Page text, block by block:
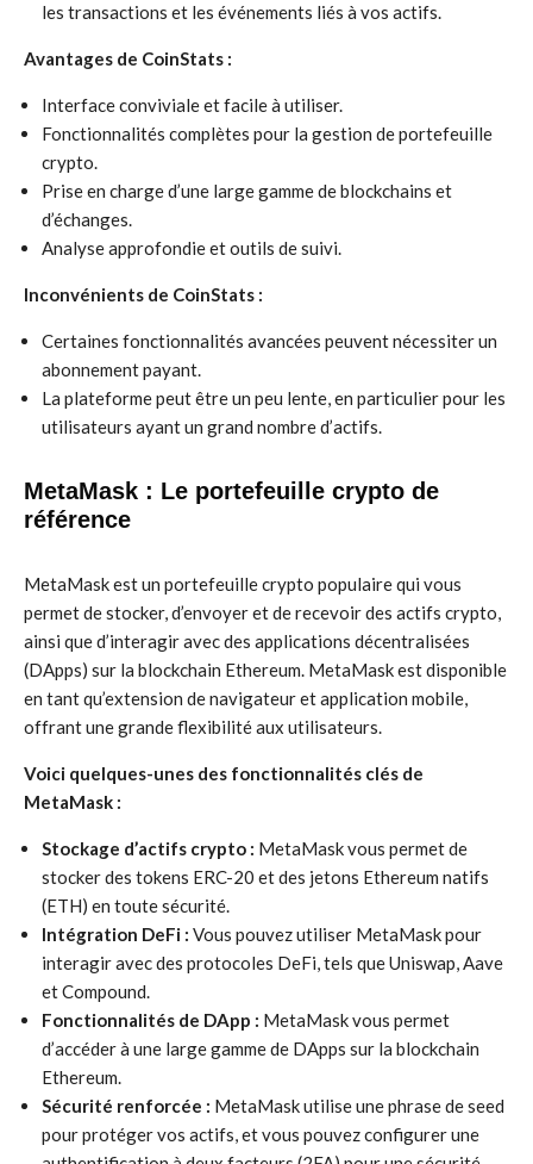
les transactions et les événements liés à vos actifs.
Avantages de CoinStats :
Interface conviviale et facile à utiliser.
Fonctionnalités complètes pour la gestion de portefeuille
crypto.
Prise en charge d’une large gamme de blockchains et
d’échanges.
Analyse approfondie et outils de suivi.
Inconvénients de CoinStats :
Certaines fonctionnalités avancées peuvent nécessiter un
abonnement payant.
La plateforme peut être un peu lente, en particulier pour les
utilisateurs ayant un grand nombre d’actifs.
MetaMask : Le portefeuille crypto de
référence
MetaMask est un portefeuille crypto populaire qui vous
permet de stocker, d’envoyer et de recevoir des actifs crypto,
ainsi que d’interagir avec des applications décentralisées
(DApps) sur la blockchain Ethereum. MetaMask est disponible
en tant qu’extension de navigateur et application mobile,
offrant une grande flexibilité aux utilisateurs.
Voici quelques-unes des fonctionnalités clés de
MetaMask :
Stockage d’actifs crypto : MetaMask vous permet de
stocker des tokens ERC-20 et des jetons Ethereum natifs
(ETH) en toute sécurité.
Intégration DeFi : Vous pouvez utiliser MetaMask pour
interagir avec des protocoles DeFi, tels que Uniswap, Aave
et Compound.
Fonctionnalités de DApp : MetaMask vous permet
d’accéder à une large gamme de DApps sur la blockchain
Ethereum.
Sécurité renforcée : MetaMask utilise une phrase de seed
pour protéger vos actifs, et vous pouvez configurer une